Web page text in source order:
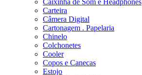
Caixinha de Som e Headphones
Carteira
Câmera Digital
Cartonagem . Papelaria
Chinelo
Colchonetes
Cooler
Copos e Canecas
Estojo